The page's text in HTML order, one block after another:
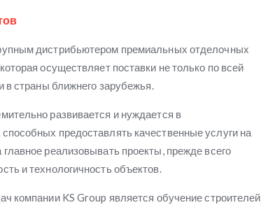
дистрибьютером премиальных отделочных
осуществляет поставки не только по всей
в страны ближнего зарубежья.
развивается и нуждается в
предоставлять качественные услуги на
реализовывать проекты, прежде всего
и технологичность объектов.
компании KS Group является обучение строителей